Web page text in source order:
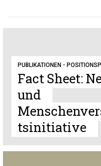
PUBLIKATIONEN -
Fact Sheet:
und
tsinitiative